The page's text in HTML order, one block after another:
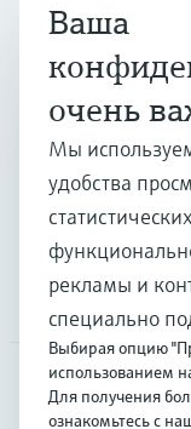
Продукты и услуги
Отрасли
Поддержка
Компания
CAS•
Ваша
очень
Мы
удобства
рекламы и
специально
Выбирая опцию
использованием
Для получения
ознакомьтесь с